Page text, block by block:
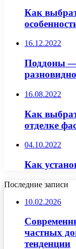
Как
16.12.2022
Поддоны
16.08.2022
Как
отделке
04.10.2022
Как
Последние записи
10.02.2026
частных
тенденции